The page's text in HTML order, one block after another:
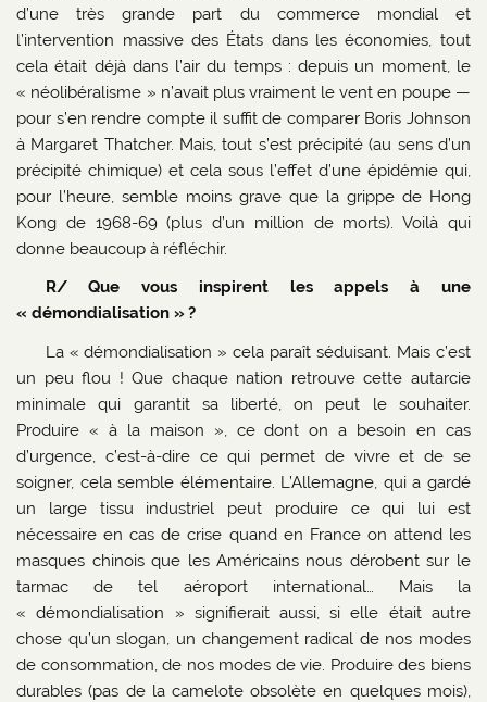
d’une très grande part du commerce mondial et
l’intervention massive des États dans les économies, tout
cela était déjà dans l’air du temps : depuis un moment, le
« néolibéralisme » n’avait plus vraiment le vent en poupe —
pour s’en rendre compte il suffit de comparer Boris Johnson
à Margaret Thatcher. Mais, tout s’est précipité (au sens d’un
précipité chimique) et cela sous l’effet d’une épidémie qui,
pour l’heure, semble moins grave que la grippe de Hong
Kong de 1968-69 (plus d’un million de morts). Voilà qui
donne beaucoup à réfléchir.
R/ Que vous inspirent les appels à une
« démondialisation » ?
La « démondialisation » cela paraît séduisant. Mais c’est
un peu flou ! Que chaque nation retrouve cette autarcie
minimale qui garantit sa liberté, on peut le souhaiter.
Produire « à la maison », ce dont on a besoin en cas
d’urgence, c’est-à-dire ce qui permet de vivre et de se
soigner, cela semble élémentaire. L’Allemagne, qui a gardé
un large tissu industriel peut produire ce qui lui est
nécessaire en cas de crise quand en France on attend les
masques chinois que les Américains nous dérobent sur le
tarmac de tel aéroport international… Mais la
« démondialisation » signifierait aussi, si elle était autre
chose qu’un slogan, un changement radical de nos modes
de consommation, de nos modes de vie. Produire des biens
durables (pas de la camelote obsolète en quelques mois),